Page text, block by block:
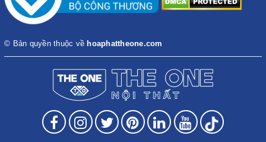
© Bản quyền thuộc về hoaphattheone.com